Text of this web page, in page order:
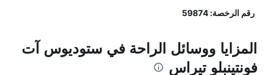
رقم الرخصة: 59874
المزايا ووسائل الراحة في ستوديوس آت
فونتينبلو تيراس